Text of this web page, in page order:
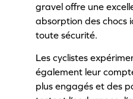
gravel offre une
absorption des chocs
toute sécurité.
Les cyclistes
également leur
plus engagés et des